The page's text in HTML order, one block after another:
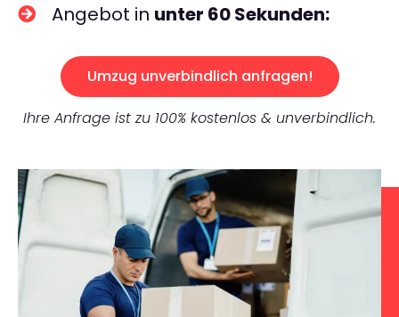
Angebot in unter 60 Sekunden:
Umzug unverbindlich anfragen!
Ihre Anfrage ist zu 100% kostenlos & unverbindlich.